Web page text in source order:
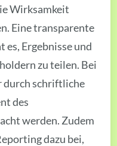
Wirksamkeit
Eine transparente
Ergebnisse und
zu teilen. Bei
durch schriftliche
des
werden. Zudem
dazu bei,